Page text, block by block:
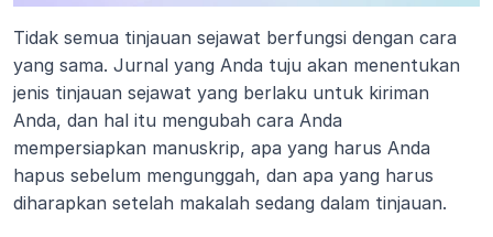
Tidak semua tinjauan sejawat berfungsi dengan cara
yang sama. Jurnal yang Anda tuju akan menentukan
jenis tinjauan sejawat yang berlaku untuk kiriman
Anda, dan hal itu mengubah cara Anda
mempersiapkan manuskrip, apa yang harus Anda
hapus sebelum mengunggah, dan apa yang harus
diharapkan setelah makalah sedang dalam tinjauan.